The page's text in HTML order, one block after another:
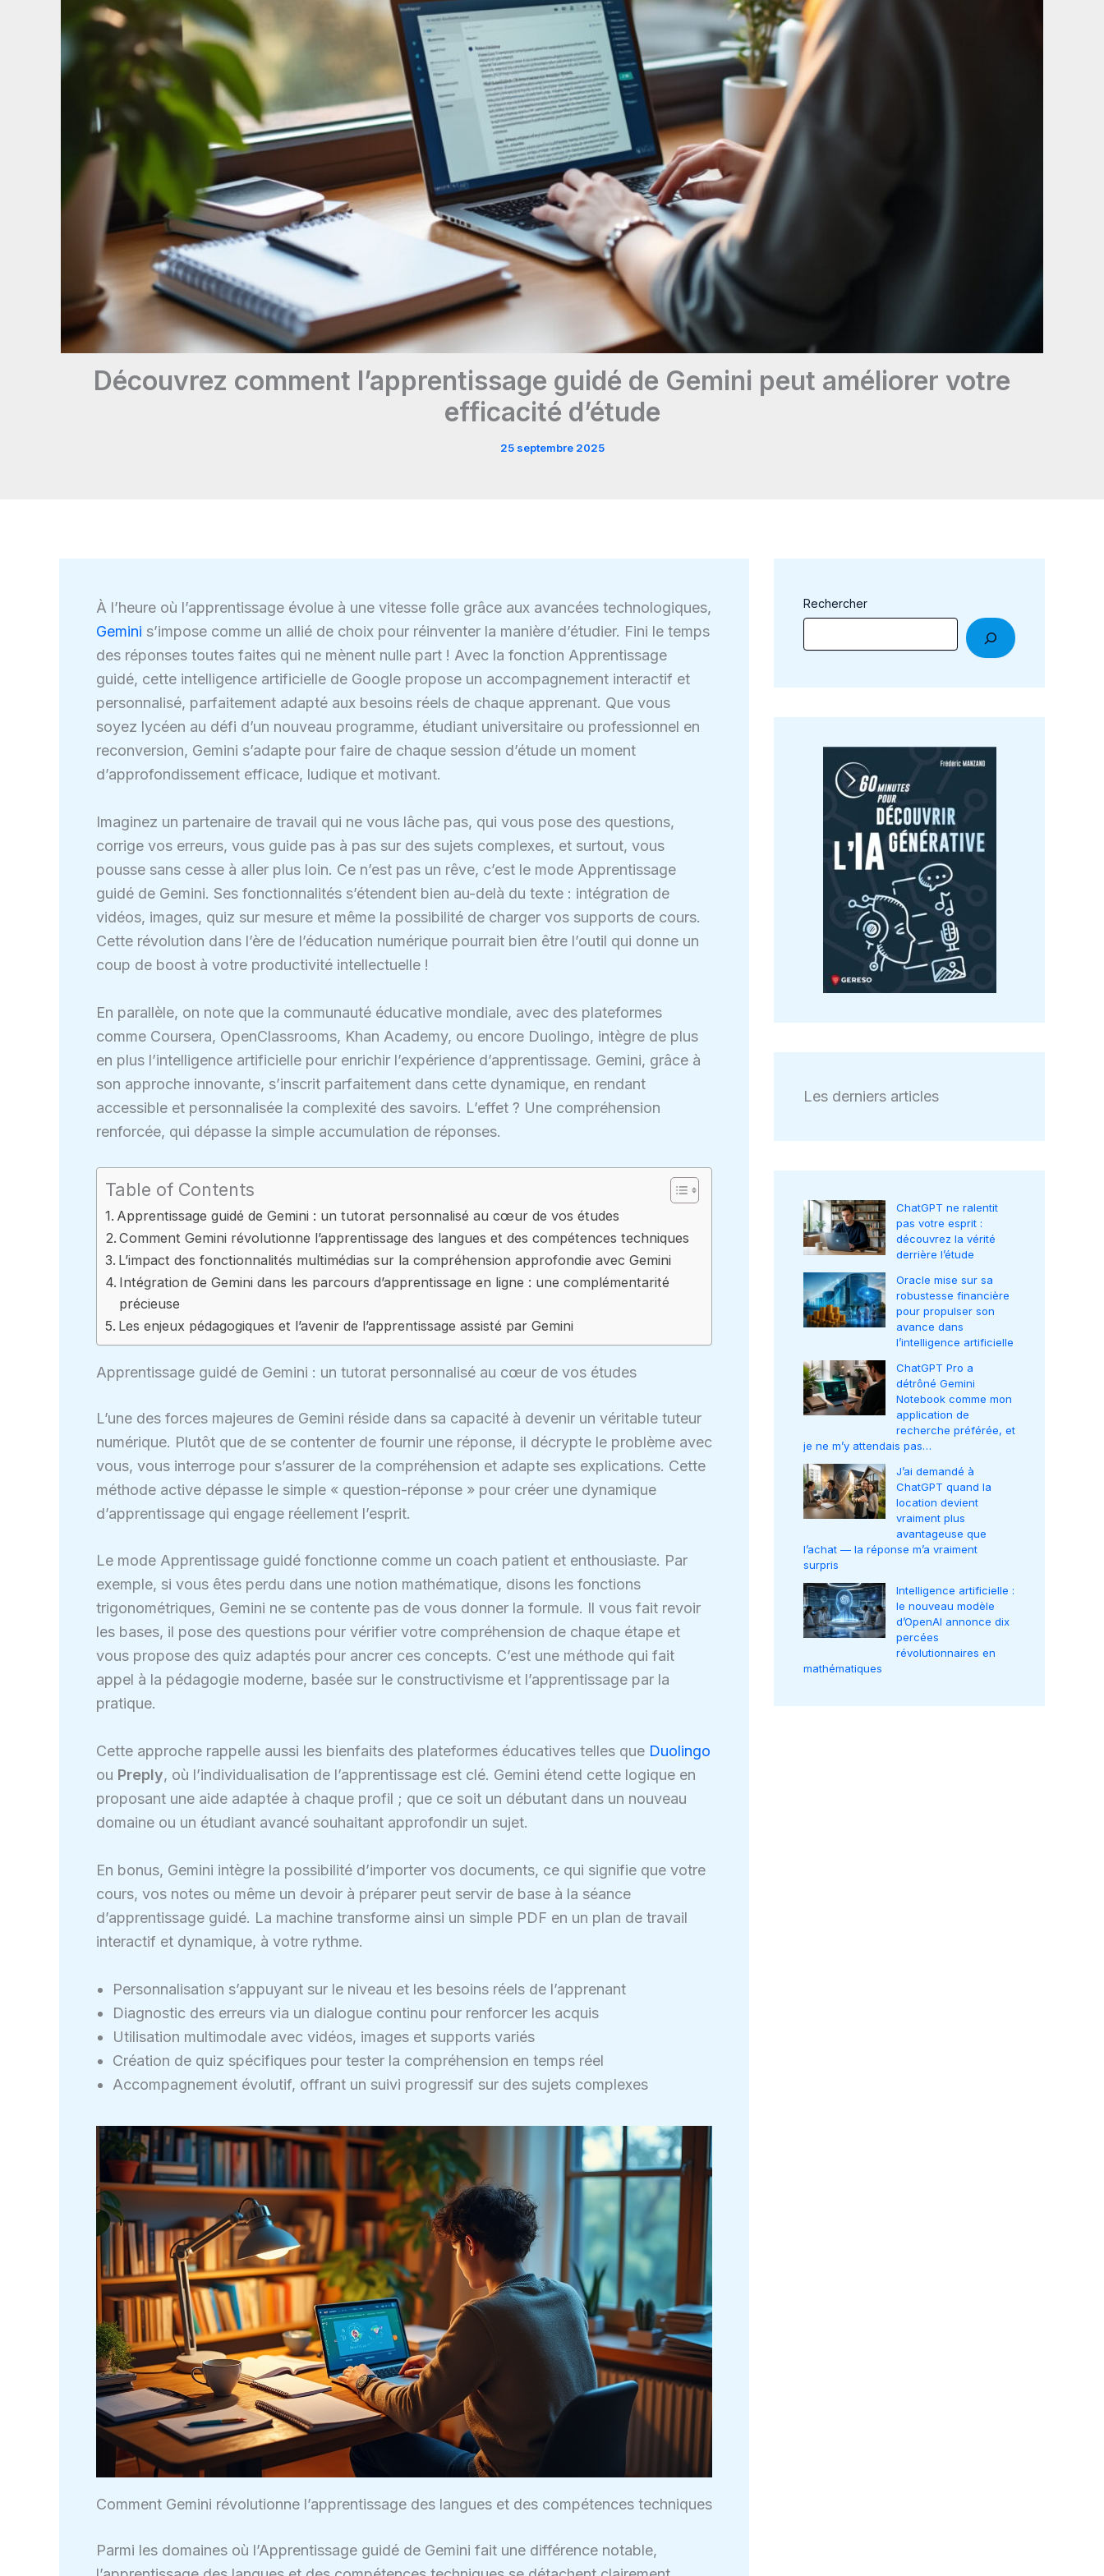
Découvrez comment l’apprentissage guidé de Gemini peut améliorer votre
efficacité d’étude
25 septembre 2025
À l’heure où l’apprentissage évolue à une vitesse folle grâce aux avancées technologiques,
Gemini s’impose comme un allié de choix pour réinventer la manière d’étudier. Fini le temps
des réponses toutes faites qui ne mènent nulle part ! Avec la fonction Apprentissage
guidé, cette intelligence artificielle de Google propose un accompagnement interactif et
personnalisé, parfaitement adapté aux besoins réels de chaque apprenant. Que vous
soyez lycéen au défi d’un nouveau programme, étudiant universitaire ou professionnel en
reconversion, Gemini s’adapte pour faire de chaque session d’étude un moment
d’approfondissement efficace, ludique et motivant.
Imaginez un partenaire de travail qui ne vous lâche pas, qui vous pose des questions,
corrige vos erreurs, vous guide pas à pas sur des sujets complexes, et surtout, vous
pousse sans cesse à aller plus loin. Ce n’est pas un rêve, c’est le mode Apprentissage
guidé de Gemini. Ses fonctionnalités s’étendent bien au-delà du texte : intégration de
vidéos, images, quiz sur mesure et même la possibilité de charger vos supports de cours.
Cette révolution dans l’ère de l’éducation numérique pourrait bien être l’outil qui donne un
coup de boost à votre productivité intellectuelle !
En parallèle, on note que la communauté éducative mondiale, avec des plateformes
comme Coursera, OpenClassrooms, Khan Academy, ou encore Duolingo, intègre de plus
en plus l’intelligence artificielle pour enrichir l’expérience d’apprentissage. Gemini, grâce à
son approche innovante, s’inscrit parfaitement dans cette dynamique, en rendant
accessible et personnalisée la complexité des savoirs. L’effet ? Une compréhension
renforcée, qui dépasse la simple accumulation de réponses.
Table of Contents
Apprentissage guidé de Gemini : un tutorat personnalisé au cœur de vos études
Comment Gemini révolutionne l’apprentissage des langues et des compétences techniques
L’impact des fonctionnalités multimédias sur la compréhension approfondie avec Gemini
Intégration de Gemini dans les parcours d’apprentissage en ligne : une complémentarité
précieuse
Les enjeux pédagogiques et l’avenir de l’apprentissage assisté par Gemini
Apprentissage guidé de Gemini : un tutorat personnalisé au cœur de vos études
L’une des forces majeures de Gemini réside dans sa capacité à devenir un véritable tuteur
numérique. Plutôt que de se contenter de fournir une réponse, il décrypte le problème avec
vous, vous interroge pour s’assurer de la compréhension et adapte ses explications. Cette
méthode active dépasse le simple « question-réponse » pour créer une dynamique
d’apprentissage qui engage réellement l’esprit.
Le mode Apprentissage guidé fonctionne comme un coach patient et enthousiaste. Par
exemple, si vous êtes perdu dans une notion mathématique, disons les fonctions
trigonométriques, Gemini ne se contente pas de vous donner la formule. Il vous fait revoir
les bases, il pose des questions pour vérifier votre compréhension de chaque étape et
vous propose des quiz adaptés pour ancrer ces concepts. C’est une méthode qui fait
appel à la pédagogie moderne, basée sur le constructivisme et l’apprentissage par la
pratique.
Cette approche rappelle aussi les bienfaits des plateformes éducatives telles que Duolingo
ou Preply, où l’individualisation de l’apprentissage est clé. Gemini étend cette logique en
proposant une aide adaptée à chaque profil ; que ce soit un débutant dans un nouveau
domaine ou un étudiant avancé souhaitant approfondir un sujet.
En bonus, Gemini intègre la possibilité d’importer vos documents, ce qui signifie que votre
cours, vos notes ou même un devoir à préparer peut servir de base à la séance
d’apprentissage guidé. La machine transforme ainsi un simple PDF en un plan de travail
interactif et dynamique, à votre rythme.
Personnalisation s’appuyant sur le niveau et les besoins réels de l’apprenant
Diagnostic des erreurs via un dialogue continu pour renforcer les acquis
Utilisation multimodale avec vidéos, images et supports variés
Création de quiz spécifiques pour tester la compréhension en temps réel
Accompagnement évolutif, offrant un suivi progressif sur des sujets complexes
Comment Gemini révolutionne l’apprentissage des langues et des compétences techniques
Parmi les domaines où l’Apprentissage guidé de Gemini fait une différence notable,
Rechercher
Les derniers articles
ChatGPT ne ralentit
pas votre esprit :
découvrez la vérité
derrière l’étude
Oracle mise sur sa
robustesse financière
pour propulser son
avance dans
l’intelligence artificielle
ChatGPT Pro a
détrôné Gemini
Notebook comme mon
application de
recherche préférée, et
je ne m’y attendais pas…
J’ai demandé à
ChatGPT quand la
location devient
vraiment plus
avantageuse que
l’achat — la réponse m’a vraiment
surpris
Intelligence artificielle :
le nouveau modèle
d’OpenAI annonce dix
percées
révolutionnaires en
mathématiques